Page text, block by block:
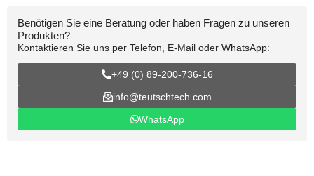
Benötigen Sie eine Beratung oder haben Fragen zu unseren
Produkten?
Kontaktieren Sie uns per Telefon, E-Mail oder WhatsApp:
+49 (0) 89-200-736-16
info@teutschtech.com
WhatsApp